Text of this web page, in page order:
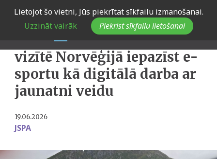
Lietojot šo vietni, Jūs piekrītat sīkfailu izmanošanai.
Uzzināt vairāk
Piekrist sīkfailu lietošanai
19.06.2026
JSPA
Latvijas jaunatnes jomas
kolēģi pieredzes apmaiņas
vizītē Norvēģijā iepazīst e-
sportu kā digitālā darba ar
jaunatni veidu